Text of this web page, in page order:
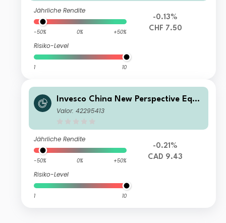
Jährliche Rendite
-50% 0% +50%
Risiko-Level
1 10
-0.13%
CHF 7.50
Invesco China New Perspective Equit
y Fund A (CAD Hedged) Accumulatio
Valor: 42295413
Jährliche Rendite
-50% 0% +50%
Risiko-Level
1 10
-0.21%
CAD 9.43